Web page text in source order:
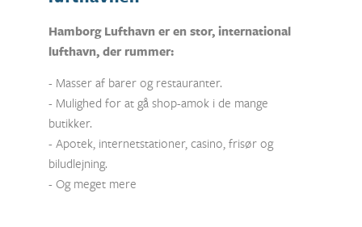
Hamborg Lufthavn er en stor, international
lufthavn, der rummer:
- Masser af barer og restauranter.
- Mulighed for at gå shop-amok i de mange
butikker.
- Apotek, internetstationer, casino, frisør og
biludlejning.
- Og meget mere